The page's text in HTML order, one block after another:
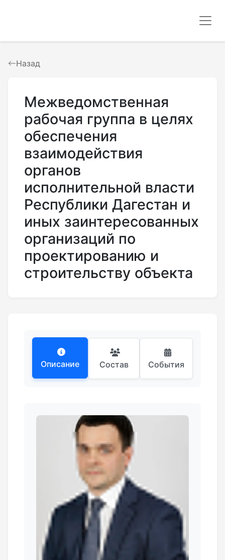
Назад
Межведомственная
рабочая группа в целях
обеспечения
взаимодействия
органов
исполнительной власти
Республики Дагестан и
иных заинтересованных
организаций по
проектированию и
строительству объекта
Описание Состав События